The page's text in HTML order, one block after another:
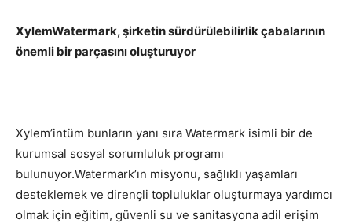
XylemWatermark, şirketin sürdürülebilirlik çabalarının
önemli bir parçasını oluşturuyor
Xylem’intüm bunların yanı sıra Watermark isimli bir de
kurumsal sosyal sorumluluk programı
bulunuyor.Watermark’ın misyonu, sağlıklı yaşamları
desteklemek ve dirençli topluluklar oluşturmaya yardımcı
olmak için eğitim, güvenli su ve sanitasyona adil erişim